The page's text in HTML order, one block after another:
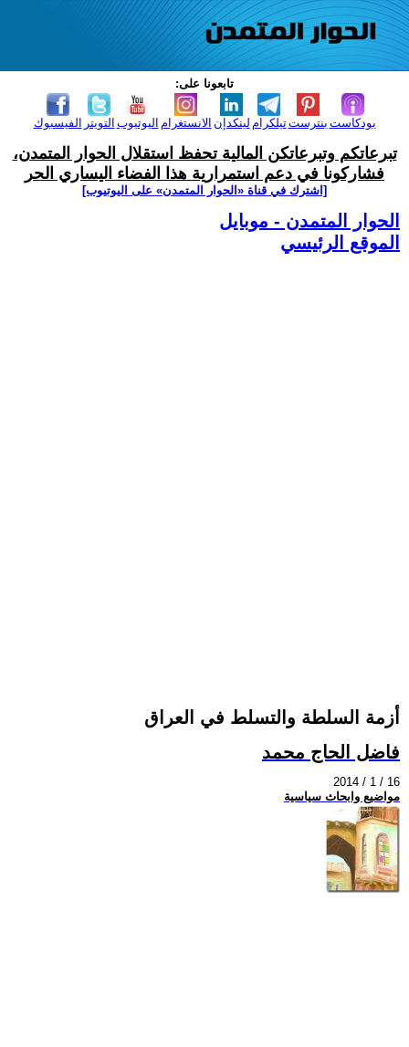
تابعونا على:
الفيسبوك التويتر اليوتيوب الانستغرام لينكدإن تيلكرامبنترست بودكاست
تبرعاتكم وتبرعاتكن المالية تحفظ استقلال الحوار المتمدن،
فشاركونا في دعم استمرارية هذا الفضاء اليساري الحر
[اشترك في قناة ‫«الحوار المتمدن» على اليوتيوب]
الحوار المتمدن - موبايل
الموقع الرئيسي
أزمة السلطة والتسلط في العراق
فاضل الحاج محمد
2014 / 1 / 16
مواضيع وابحاث سياسية